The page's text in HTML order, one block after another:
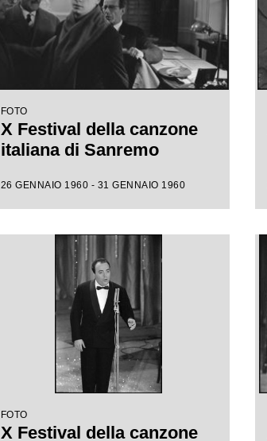
FOTO
X Festival della canzone
italiana di Sanremo
26 GENNAIO 1960 - 31 GENNAIO 1960
FOTO
X Festival della canzone